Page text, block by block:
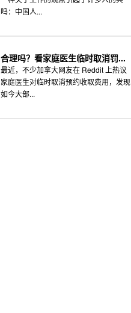
鸣：中国人...
合理吗？看家庭医生临时取消罚...
最近，不少加拿大网友在 Reddit 上热议
家庭医生对临时取消预约收取费用，发现
如今大部...